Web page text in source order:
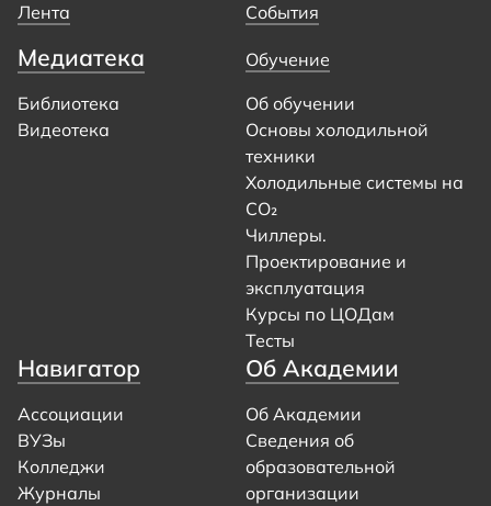
Лента События
Медиатека
Библиотека
Видеотека
Обучение
Об обучении
Основы холодильной
техники
Холодильные системы на
CO₂
Чиллеры.
Проектирование и
эксплуатация
Курсы по ЦОДам
Тесты
Навигатор
Ассоциации
ВУЗы
Колледжи
Журналы
Об Академии
Об Академии
Сведения об
образовательной
организации